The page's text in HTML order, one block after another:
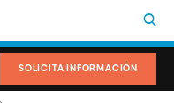
SOLICITA INFORMACIÓN